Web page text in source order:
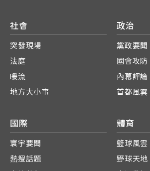
社會
突發現場
法庭
暖流
地方大小事
政治
黨政要聞
國會攻防
內幕評論
首都風雲
國際
寰宇要聞
熱搜話題
體育
籃球風雲
野球天地